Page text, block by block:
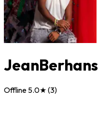
JeanBerhans
Offline 5.0★ (3)